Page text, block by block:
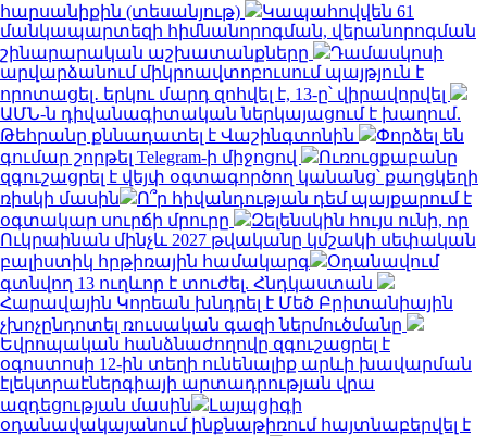
հարսանիքին (տեսանյութ)
Կապահովվեն 61
մանկապարտեզի հիմնանորոգման, վերանորոգման
շինարարական աշխատանքները
Դամասկոսի
արվարձանում միկրոավտոբուսում պայթյուն է
որոտացել․ երկու մարդ զոհվել է, 13-ը՝ վիրավորվել
ԱՄՆ-ն դիվանագիտական ներկայացում է խաղում.
Թեհրանը քննադատել է Վաշինգտոնին
Փորձել են
գումար շորթել Telegram-ի միջոցով
Ուռուցքաբանը
զգուշացրել է վեյփ օգտագործող կանանց՝ քաղցկեղի
ռիսկի մասին
Ո՞ր հիվանդության դեմ պայքարում է
օգտակար սուրճի մրուրը
Զելենսկին հույս ունի, որ
Ուկրաինան մինչև 2027 թվականը կմշակի սեփական
բալիստիկ հրթիռային համակարգ
Օդանավում
գտնվող 13 ուղևոր է տուժել. Հնդկաստան
Հարավային Կորեան խնդրել է Մեծ Բրիտանիային
չխոչընդոտել ռուսական գազի ներմուծմանը
Եվրոպական հանձնաժողովը զգուշացրել է
օգոստոսի 12-ին տեղի ունենալիք արևի խավարման
էլեկտրաէներգիայի արտադրության վրա
ազդեցության մասին
Լայպցիգի
օդանավակայանում ինքնաթիռում հայտնաբերվել է